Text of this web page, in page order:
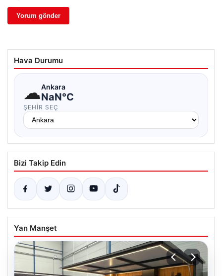
Hava Durumu
☁Ankara
NaN°C
ŞEHIR SEÇ
Bizi Takip Edin
Yan Manşet